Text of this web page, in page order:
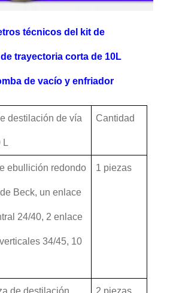
técnicos del kit de
trayectoria corta de 10L
de vacío y enfriador
destilación de vía
L
Cantidad
ebullición redondo
Beck, un enlace
24/40, 2 enlace
34/45, 10
1 piezas
de destilación 2 piezas